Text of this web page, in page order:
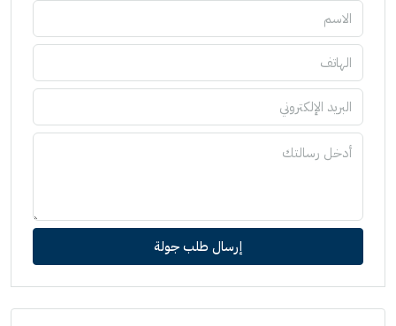
إرسال طلب جولة